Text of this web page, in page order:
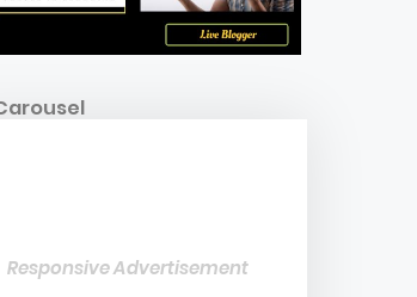
Responsive Advertisement